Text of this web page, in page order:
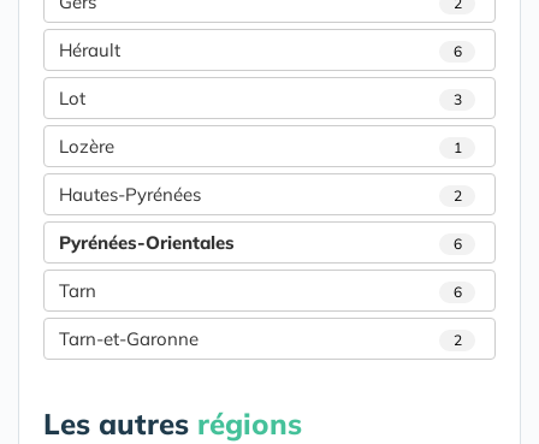
Hérault 6
Lot 3
Lozère 1
Hautes-Pyrénées 2
Pyrénées-Orientales 6
Tarn 6
Tarn-et-Garonne 2
Les autres régions